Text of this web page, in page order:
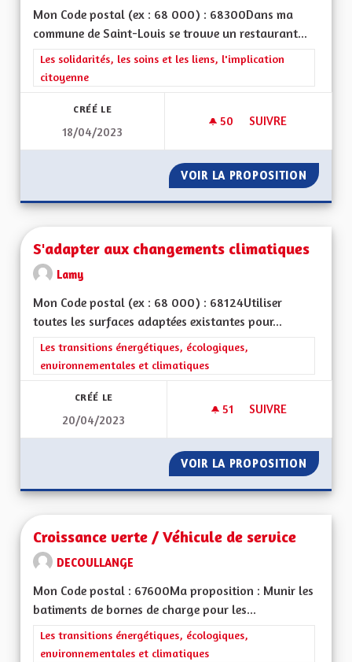
Mon Code postal (ex : 68 000) : 68300Dans ma
commune de Saint-Louis se trouve un restaurant...
Filtrer les résultats de la catégorie : Les solidarités, les soins
Les solidarités, les soins et les liens, l'implication
citoyenne
CRÉÉ LE
18/04/2023
50 50 ABONNÉS
SUIVRE
VOIR LA PROPOSITION
S'adapter aux changements climatiques
Lamy
Mon Code postal (ex : 68 000) : 68124Utiliser
toutes les surfaces adaptées existantes pour...
Filtrer les résultats de la catégorie : Les transitions
Les transitions énergétiques, écologiques,
environnementales et climatiques
CRÉÉ LE
20/04/2023
51 51 ABONNÉS
SUIVRE
VOIR LA PROPOSITION
Croissance verte / Véhicule de service
DECOULLANGE
Mon Code postal : 67600Ma proposition : Munir les
batiments de bornes de charge pour les...
Filtrer les résultats de la catégorie : Les transitions
Les transitions énergétiques, écologiques,
environnementales et climatiques